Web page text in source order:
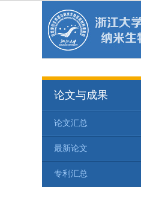
论文与成果
论文汇总
最新论文
专利汇总